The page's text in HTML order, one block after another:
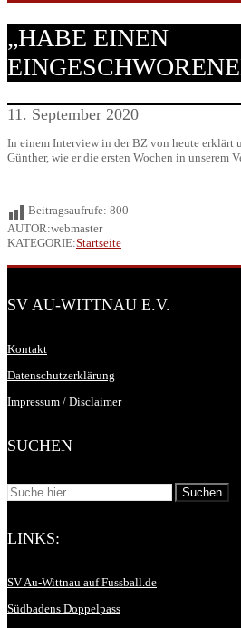
„HABE EINEN
11. September 2020
In einem Interview in der BZ von heute erklärt
Günther, wie er die ersten Wochen in unserem
Beitragsaufrufe: 800
AUTOR:webmaster
KATEGORIE:Startseite
SV AU-WITTNAU E.V.
Kontakt
Datenschutzerklärung
Impressum / Disclaimer
SUCHEN
LINKS:
SV Au-Wittnau auf Fussball.de
Südbadens Doppelpass